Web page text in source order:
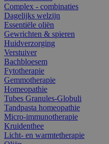
Complex - combinaties
Dagelijks welzijn
Essentiële oliën
Gewrichten & spieren
Huidverzorging
Verstuiver
Bachbloesem
Fytotherapie
Gemmotherapie
Homeopathie
Tubes Granules-Globuli
Tandpasta homeopathie
Micro-immunotherapie
Kruidenthee
Licht- en warmtetherapie